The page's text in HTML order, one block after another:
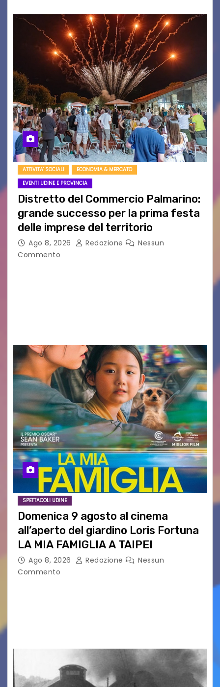
ATTIVITA' SOCIALI
ECONOMIA & MERCATO
EVENTI UDINE E PROVINCIA
Distretto del Commercio Palmarino:
grande successo per la prima festa
delle imprese del territorio
Ago 8, 2026 Redazione
Nessun
Commento
SPETTACOLI UDINE
Domenica 9 agosto al cinema
all’aperto del giardino Loris Fortuna
LA MIA FAMIGLIA A TAIPEI
Ago 8, 2026 Redazione
Nessun
Commento